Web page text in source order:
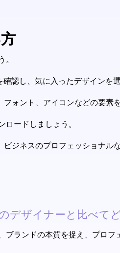
。
認し、気に入ったデザインを
ォント、アイコンなどの要素
ロードしましょう。
ジネスのプロフェッショナル
デザイナーと比べて
ブランドの本質を捉え、プロ